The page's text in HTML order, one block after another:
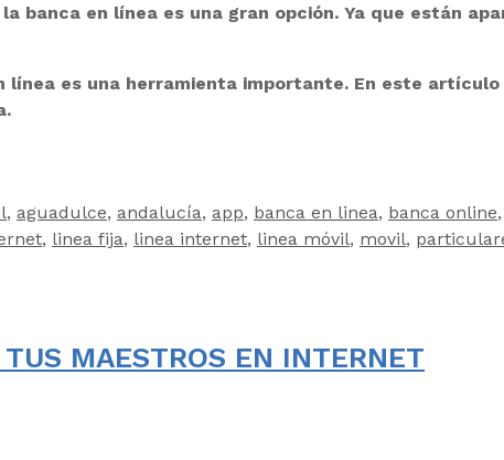
en línea es una gran opción. Ya que están
línea es una herramienta importante. En este
, aguadulce, andalucía, app, banca en linea, banca online,
, linea fija, linea internet, linea móvil, movil,
MAESTROS EN INTERNET